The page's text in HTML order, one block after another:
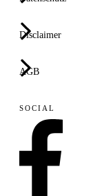
Disclaimer
AGB
SOCIAL